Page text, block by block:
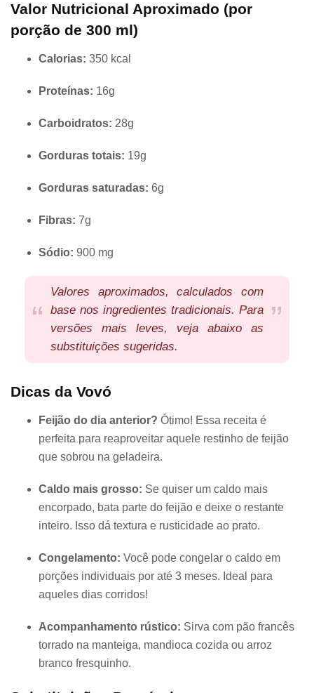
Valor Nutricional Aproximado (por
porção de 300 ml)
Calorias: 350 kcal
Proteínas: 16g
Carboidratos: 28g
Gorduras totais: 19g
Gorduras saturadas: 6g
Fibras: 7g
Sódio: 900 mg
Valores aproximados, calculados com
base nos ingredientes tradicionais. Para
versões mais leves, veja abaixo as
substituições sugeridas.
Dicas da Vovó
Feijão do dia anterior? Ótimo! Essa receita é
perfeita para reaproveitar aquele restinho de feijão
que sobrou na geladeira.
Caldo mais grosso: Se quiser um caldo mais
encorpado, bata parte do feijão e deixe o restante
inteiro. Isso dá textura e rusticidade ao prato.
Congelamento: Você pode congelar o caldo em
porções individuais por até 3 meses. Ideal para
aqueles dias corridos!
Acompanhamento rústico: Sirva com pão francês
torrado na manteiga, mandioca cozida ou arroz
branco fresquinho.